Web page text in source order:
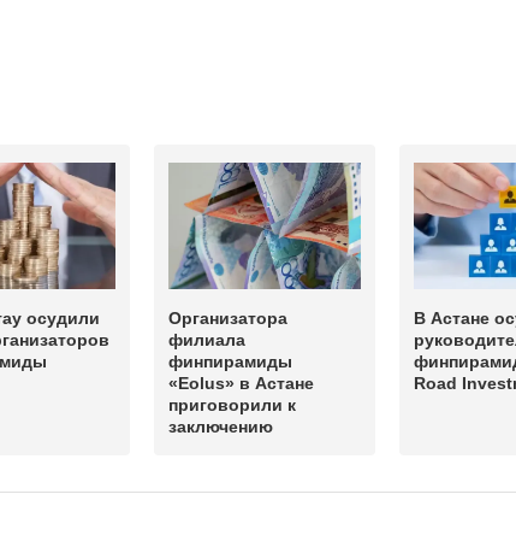
осудили
Организатора
филиала
финпирамиды
«Eolus» в Астане
приговорили к
заключению
В Астане
Road